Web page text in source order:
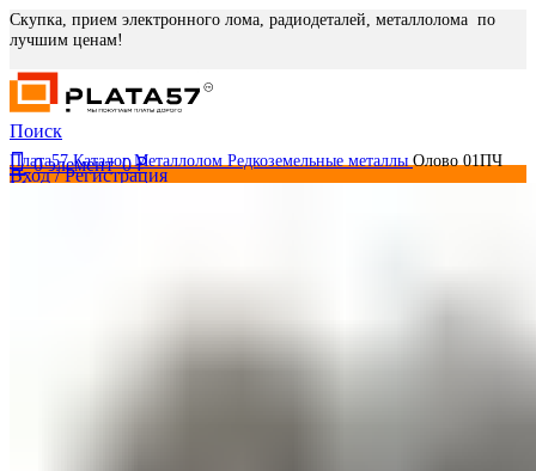
Скупка, прием электронного лома, радиодеталей, металлолома по
лучшим ценам!
Поиск
0элемент 0₽
Меню
Вход / Регистрация
Плата57КаталогМеталлолом Редкоземельные металлы Олово 01ПЧ